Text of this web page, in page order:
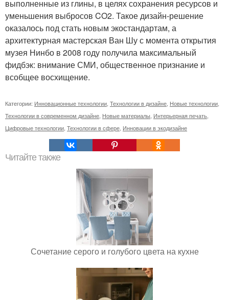
выполненные из глины, в целях сохранения ресурсов и
уменьшения выбросов CO2. Такое дизайн-решение
оказалось под стать новым экостандартам, а
архитектурная мастерская Ван Шу с момента открытия
музея Нинбо в 2008 году получила максимальный
фидбэк: внимание СМИ, общественное признание и
всобщее восхищение.
Категории: Инновационные технологии Технологии в дизайне Новые технологии
Технологии в современном дизайне Новые материалы Интерьерная печать
Цифровые технологии Технологии в сфере Инновации в экодизайне
Читайте также
Сочетание серого и голубого цвета на кухне